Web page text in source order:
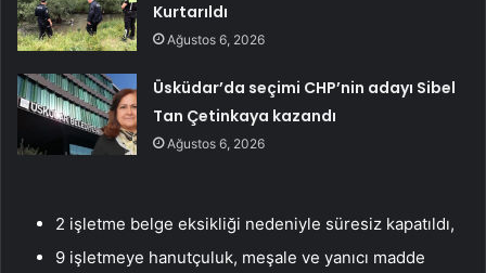
Kurtarıldı
Ağustos 6, 2026
Üsküdar’da seçimi CHP’nin adayı Sibel
Tan Çetinkaya kazandı
Ağustos 6, 2026
2 işletme belge eksikliği nedeniyle süresiz kapatıldı,
9 işletmeye hanutçuluk, meşale ve yanıcı madde